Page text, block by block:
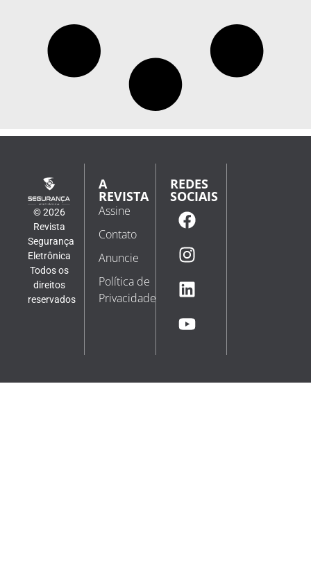
© 2026
Revista
Segurança
Eletrônica
Todos os
direitos
reservados
A
REVISTA
Assine
Contato
Anuncie
Política de
Privacidade
REDES
SOCIAIS